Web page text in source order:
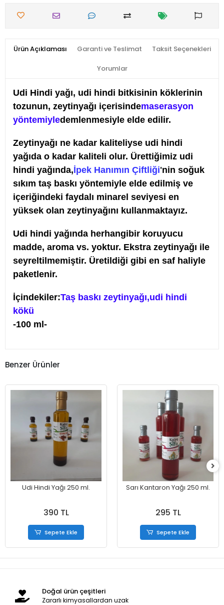
Ürün Açıklaması Garanti ve Teslimat Taksit Seçenekleri
Yorumlar
Udi Hindi yağı, udi hindi bitkisinin köklerinin
tozunun, zeytinyağı içerisindemaserasyon
yöntemiyledemlenmesiyle elde edilir.
Zeytinyağı ne kadar kaliteliyse udi hindi
yağıda o kadar kaliteli olur. Ürettiğimiz udi
hindi yağında,İpek Hanımın Çiftliği'nin soğuk
sıkım taş baskı yöntemiyle elde edilmiş ve
içeriğindeki faydalı minarel seviyesi en
yüksek olan zeytinyağını kullanmaktayız.
Udi hindi yağında herhangibir koruyucu
madde, aroma vs. yoktur. Ekstra zeytinyağı ile
seyreltilmemiştir. Üretildiği gibi en saf haliyle
paketlenir.
İçindekiler:Taş baskı zeytinyağı,udi hindi
kökü
-100 ml-
Benzer Ürünler
Udi Hindi Yağı 250 ml.
390 TL
Sepete Ekle
Sarı Kantaron Yağı 250 ml.
295 TL
Sepete Ekle
Doğal ürün çeşitleri
Zararlı kimyasallardan uzak